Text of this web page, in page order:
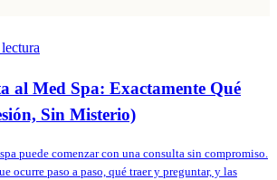
al Med Spa: Exactamente Qué
Sin Misterio)
puede comenzar con una consulta sin compromiso.
ocurre paso a paso, qué traer y preguntar, y las